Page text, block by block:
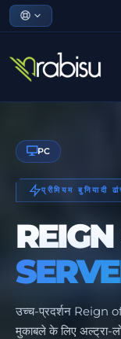
PC
प्रीमियम बुनियादी
उच्च-प्रदर्शन Reign
मुकाबले के लिए अल्ट्रा-